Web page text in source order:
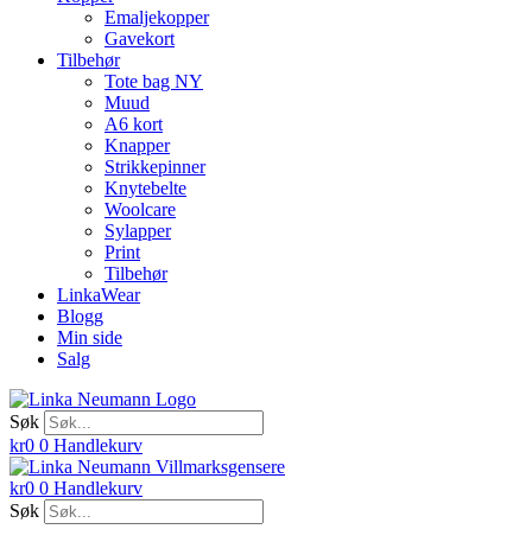
Emaljekopper
Gavekort
Tilbehør
Tote bag NY
Muud
A6 kort
Knapper
Strikkepinner
Knytebelte
Woolcare
Sylapper
Print
Tilbehør
LinkaWear
Blogg
Min side
Salg
Søk
kr0 0 Handlekurv
kr0 0 Handlekurv
Søk